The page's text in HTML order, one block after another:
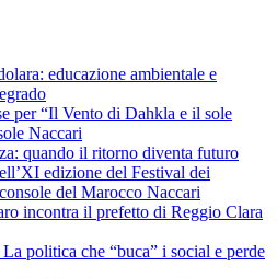
educazione ambientale e
per “Il Vento di Dahkla e il sole
Naccari
quando il ritorno diventa futuro
edizione del Festival dei
del Marocco Naccari
incontra il prefetto di Reggio Clara
politica che “buca” i social e perde